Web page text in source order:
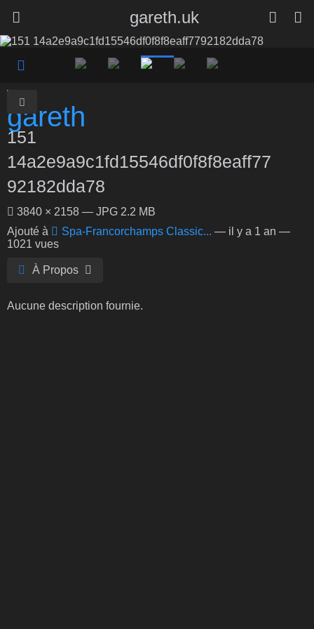
gareth.uk
151
14a2e9a9c1fd15546df0f8f8eaff77
92182dda78
3840 × 2158 — JPG 2.2 MB
Ajouté à
Spa-Francorchamps Classic... — il y a 1 an —
1021 vues
À Propos
Aucune description fournie.